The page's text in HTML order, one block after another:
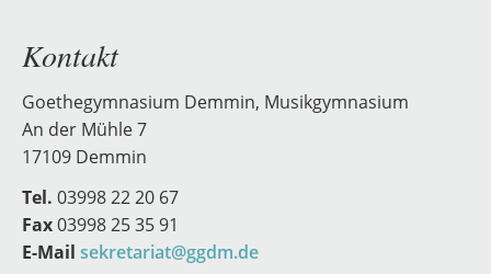
Kontakt
Goethegymnasium Demmin, Musikgymnasium
An der Mühle 7
17109 Demmin
Tel. 03998 22 20 67
Fax03998 25 35 91
E-Mail sekretariat@ggdm.de